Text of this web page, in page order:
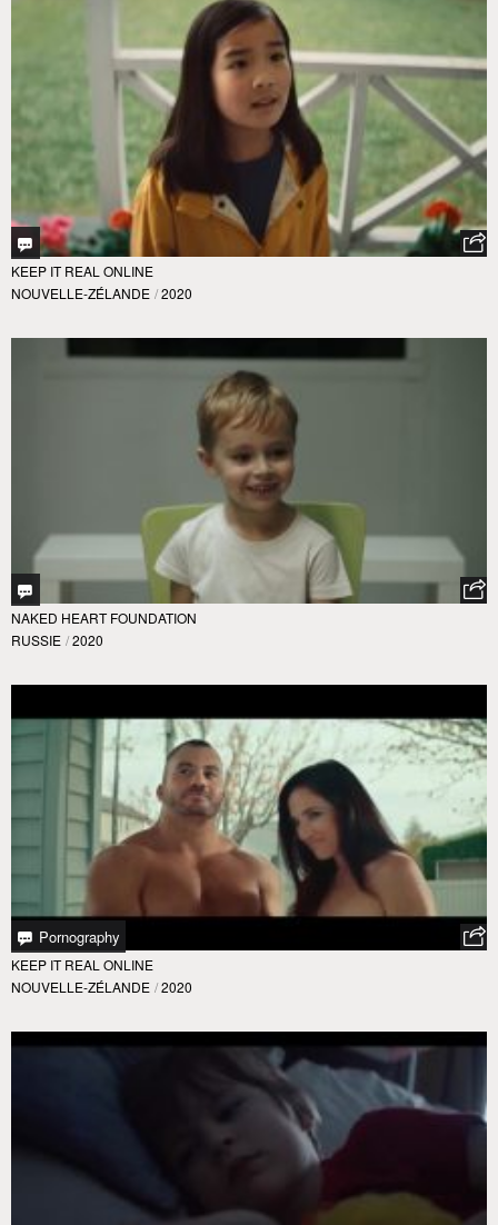
KEEP IT REAL ONLINE
NOUVELLE-ZÉLANDE / 2020
NAKED HEART FOUNDATION
RUSSIE / 2020
Pornography
KEEP IT REAL ONLINE
NOUVELLE-ZÉLANDE / 2020